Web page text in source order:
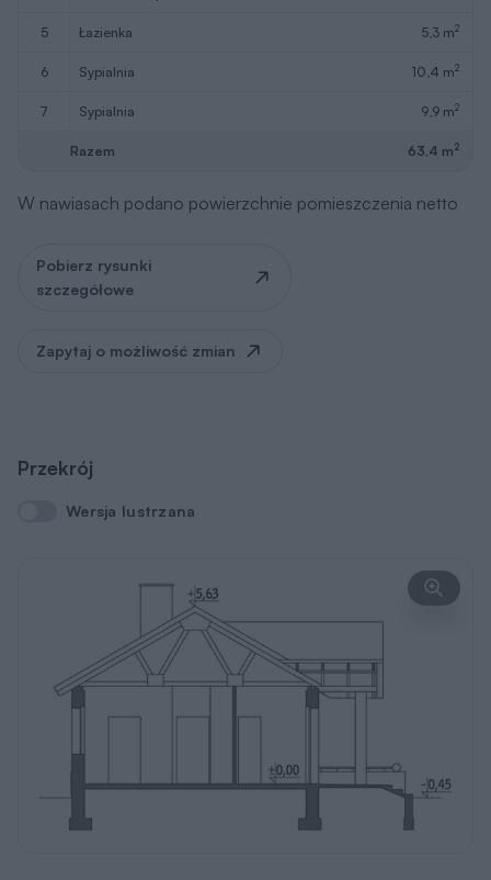
5 łazienka 5,3 m2
6 sypialnia 10,4 m2
7 sypialnia 9,9 m2
Razem 63,4 m2
W nawiasach podano powierzchnie pomieszczenia netto
Pobierz rysunki
szczegółowe
Zapytaj o możliwość zmian
Przekrój
Wersja lustrzana
Wersja lustrzana